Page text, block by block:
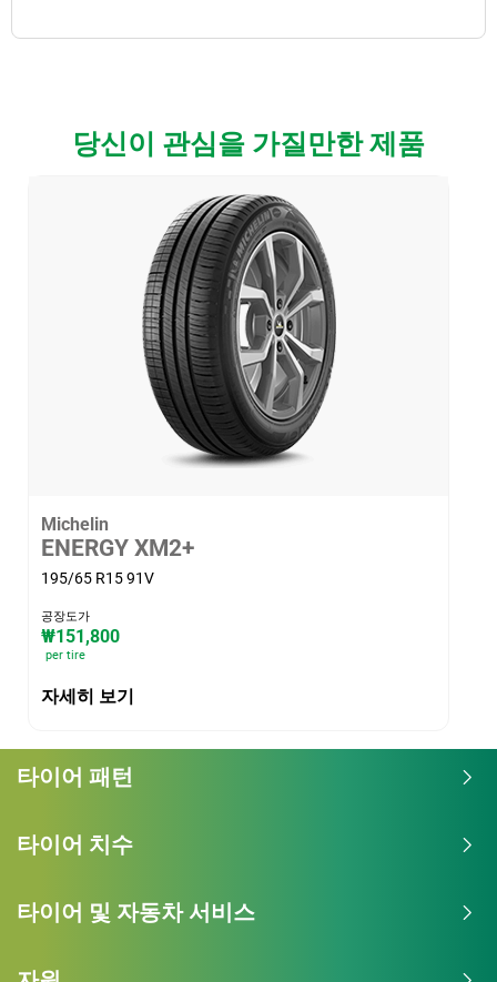
당신이 관심을 가질만한 제품
Michelin
ENERGY XM2+
195/65 R15 91V
공장도가
₩151,800
per tire
자세히 보기
타이어 패턴
타이어 치수
타이어 및 자동차 서비스